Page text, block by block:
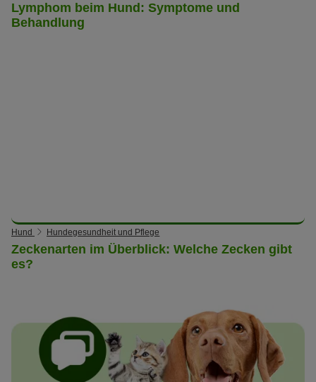
Lymphom beim Hund: Symptome und
Behandlung
Hund Hundegesundheit und Pflege
Zeckenarten im Überblick: Welche Zecken gibt
es?